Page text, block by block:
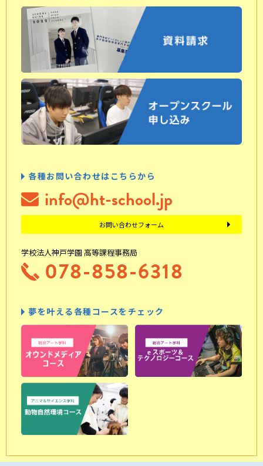
各種お問い合わせはこちらから
info@ht-school.jp
お問い合わせフォーム
学校法人神戸学園 高等課程事務局
078-858-6318
夢を叶える各種コースをチェック